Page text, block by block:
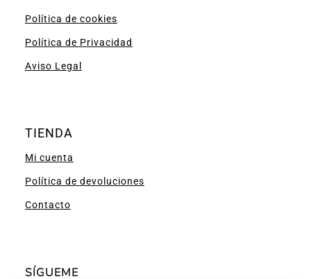
Política de cookies
Política de Privacidad
Aviso Legal
TIENDA
Mi cuenta
Política de devoluciones
Contacto
SÍGUEME